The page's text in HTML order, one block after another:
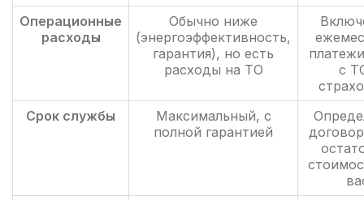
Операционные
расходы
Обычно ниже
(энергоэффективность,
гарантия), но есть
расходы на ТО
с
Срок службы
Максимальный, с
полной гарантией